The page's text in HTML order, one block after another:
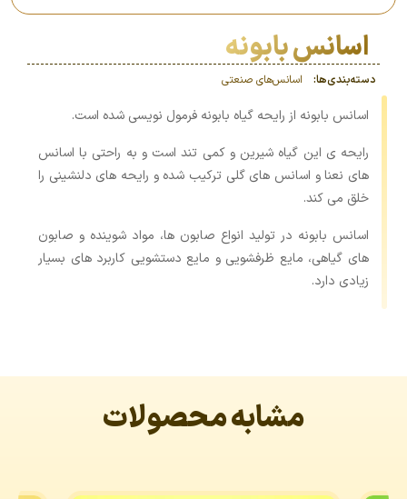
اسانس بابونه
دسته‌بندی‌ها: اسانس‌های صنعتی
اسانس بابونه از رایحه گیاه بابونه فرمول نویسی شده است.
رایحه ی این گیاه شیرین و کمی تند است و به راحتی با اسانس
های نعنا و اسانس های گلی ترکیب شده و رایحه های دلنشینی را
خلق می کند.
اسانس بابونه در تولید انواع صابون ها، مواد شوینده و صابون
های گیاهی، مایع ظرفشویی و مایع دستشویی کاربرد های بسیار
زیادی دارد.
مشابه محصولات